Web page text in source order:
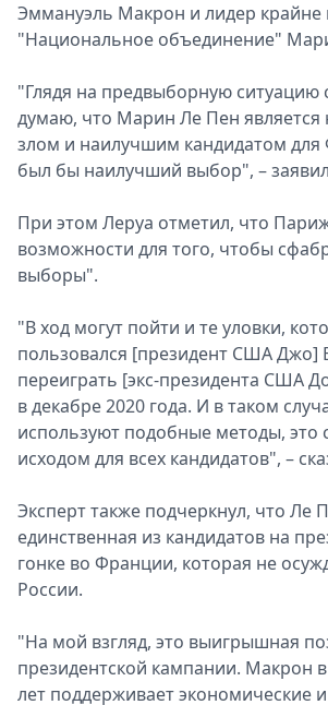
Стримы
Спецпроекты
Выборы
2026
Скачай
Metro
Эммануэль Макрон и лидер крайне
"Национальное объединение"
"Глядя на предвыборную ситуацию
думаю, что Марин Ле Пен
злом и наилучшим кандидатом для
был бы наилучший выбор", –
При этом Леруа отметил, что
возможности для того, чтобы
выборы".
"В ход могут пойти и те уловки,
пользовался [президент США Джо]
переиграть [экс-президента США
в декабре 2020 года. И в таком
используют подобные методы, это
исходом для всех кандидатов", –
Эксперт также подчеркнул, что Ле
единственная из кандидатов на
гонке во Франции, которая не
России.
"На мой взгляд, это выигрышная
президентской кампании. Макрон
лет поддерживает экономические